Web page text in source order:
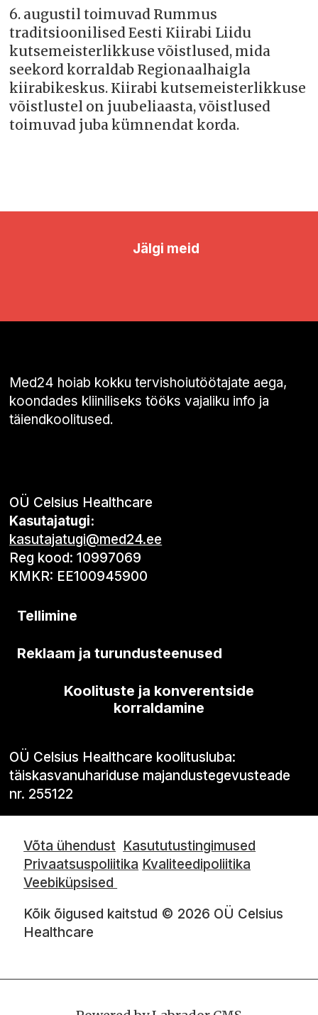
6. augustil toimuvad Rummus
traditsioonilised Eesti Kiirabi Liidu
kutsemeisterlikkuse võistlused, mida
seekord korraldab Regionaalhaigla
kiirabikeskus. Kiirabi kutsemeisterlikkuse
võistlustel on juubeliaasta, võistlused
toimuvad juba kümnendat korda.
Jälgi meid
Med24 hoiab kokku tervishoiutöötajate aega,
koondades kliiniliseks tööks vajaliku info ja
täiendkoolitused.
OÜ Celsius Healthcare
Kasutajatugi:
kasutajatugi@med24.ee
Reg kood: 10997069
KMKR: EE100945900
Tellimine
Reklaam ja turundusteenused
Koolituste ja konverentside
korraldamine
OÜ Celsius Healthcare koolitusluba:
täiskasvanuhariduse majandustegevusteade
nr. 255122
Võta ühendust Kasututustingimused
Privaatsuspoliitika Kvaliteedipoliitika
Veebiküpsised
Kõik õigused kaitstud © 2026 OÜ Celsius
Healthcare